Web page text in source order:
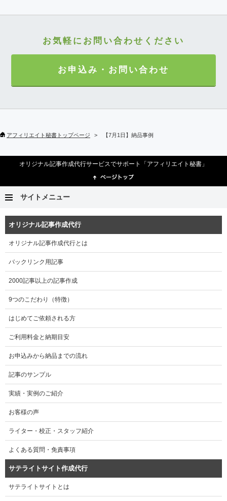
お気軽にお問い合わせください
お申込み・お問い合わせ
アフィリエイト秘書トップページ 【7月1日】納品事例
オリジナル記事作成代行サービスでサポート「アフィリエイト秘書」
サイトメニュー
オリジナル記事作成代行
オリジナル記事作成代行とは
バックリンク用記事
2000記事以上の記事作成
9つのこだわり（特徴）
はじめてご依頼される方
ご利用料金と納期目安
お申込みから納品までの流れ
記事のサンプル
実績・実例のご紹介
お客様の声
ライター・校正・スタッフ紹介
よくある質問・免責事項
サテライトサイト作成代行
サテライトサイトとは